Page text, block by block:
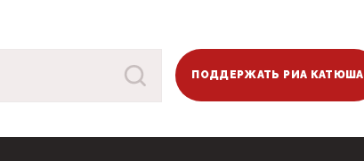
ПОДДЕРЖАТЬ РИА КАТЮША